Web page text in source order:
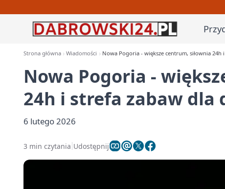
Strona główna Wiadomości Nowa Pogoria - większe centrum, siłownia 24h
Nowa Pogoria -
24h i strefa zabaw dla
6 lutego 2026
3 min czytania Udostępnij